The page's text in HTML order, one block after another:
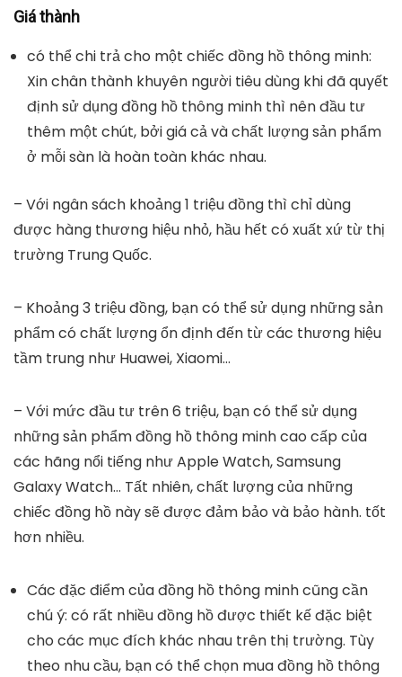
Giá thành
có thể chi trả cho một chiếc đồng hồ thông minh:
Xin chân thành khuyên người tiêu dùng khi đã quyết
định sử dụng đồng hồ thông minh thì nên đầu tư
thêm một chút, bởi giá cả và chất lượng sản phẩm
ở mỗi sàn là hoàn toàn khác nhau.
– Với ngân sách khoảng 1 triệu đồng thì chỉ dùng
được hàng thương hiệu nhỏ, hầu hết có xuất xứ từ thị
trường Trung Quốc.
– Khoảng 3 triệu đồng, bạn có thể sử dụng những sản
phẩm có chất lượng ổn định đến từ các thương hiệu
tầm trung như Huawei, Xiaomi…
– Với mức đầu tư trên 6 triệu, bạn có thể sử dụng
những sản phẩm đồng hồ thông minh cao cấp của
các hãng nổi tiếng như Apple Watch, Samsung
Galaxy Watch… Tất nhiên, chất lượng của những
chiếc đồng hồ này sẽ được đảm bảo và bảo hành. tốt
hơn nhiều.
Các đặc điểm của đồng hồ thông minh cũng cần
chú ý: có rất nhiều đồng hồ được thiết kế đặc biệt
cho các mục đích khác nhau trên thị trường. Tùy
theo nhu cầu, bạn có thể chọn mua đồng hồ thông